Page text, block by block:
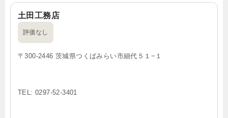
土田工務店
評価なし
〒300-2446 茨城県つくばみらい市細代５１−１
TEL: 0297-52-3401